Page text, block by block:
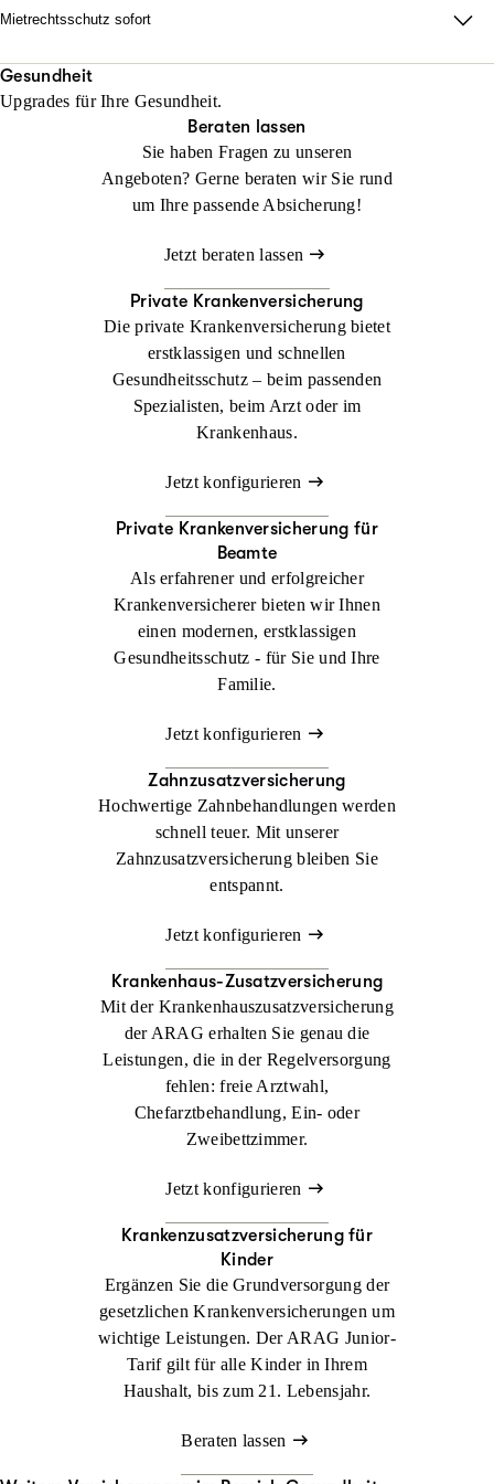
Jetzt konfigurieren
keinen Anwalt beauftragt haben!
Jetzt konfigurieren Beraten lassen
Mietrechtsschutz sofort
übernehmen Ihre Anwalts- und Gerichtskosten und geben
sofortige Rückendeckung bei Streit rund ums Wohnen.
Jetzt konfigurieren Beraten lassen
Gesundheit
Upgrades für Ihre Gesundheit.
Beraten lassen
Sie haben Fragen zu unseren
Angeboten? Gerne beraten wir Sie rund
um Ihre passende Absicherung!
Jetzt beraten lassen
Private Krankenversicherung
Die private Krankenversicherung bietet
erstklassigen und schnellen
Gesundheitsschutz – beim passenden
Spezialisten, beim Arzt oder im
Krankenhaus.
Jetzt konfigurieren
Private Kranken­versicherung für
Beamte
Als erfahrener und erfolgreicher
Krankenversicherer bieten wir Ihnen
einen modernen, erstklassigen
Gesundheitsschutz - für Sie und Ihre
Familie.
Jetzt konfigurieren
Zahnzusatzversicherung
Hochwertige Zahnbehandlungen werden
schnell teuer. Mit unserer
Zahnzusatzversicherung bleiben Sie
entspannt.
Jetzt konfigurieren
Krankenhaus-Zusatzversicherung
Mit der Krankenhaus­zusatzversicherung
der ARAG erhalten Sie genau die
Leistungen, die in der Regelversorgung
fehlen: freie Arztwahl,
Chefarztbehandlung, Ein- oder
Zweibettzimmer.
Jetzt konfigurieren
Krankenzusatz­versicherung für
Kinder
Ergänzen Sie die Grundversorgung der
gesetzlichen Krankenversicherungen um
wichtige Leistungen. Der ARAG Junior-
Tarif gilt für alle Kinder in Ihrem
Haushalt, bis zum 21. Lebensjahr.
Beraten lassen